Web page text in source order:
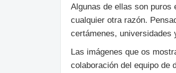
Algunas de ellas son
cualquier otra razón.
certámenes, universidades
Las imágenes que os
colaboración del equipo de